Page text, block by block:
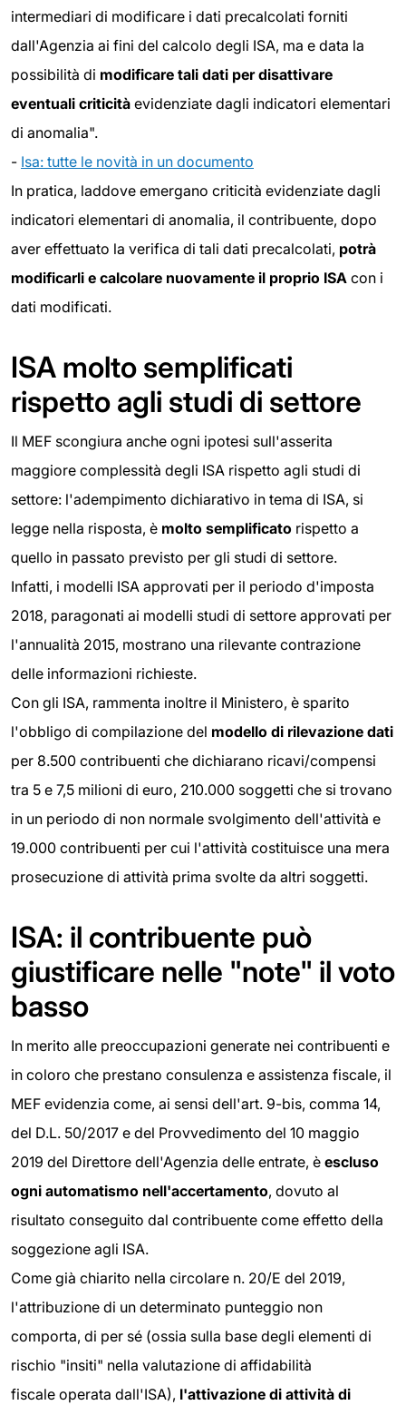
intermediari di modificare i dati precalcolati forniti
dall'Agenzia ai fini del calcolo degli ISA, ma e data la
possibilità di modificare tali dati per disattivare
eventuali criticità evidenziate dagli indicatori elementari
di anomalia".
- Isa: tutte le novità in un documento
In pratica, laddove emergano criticità evidenziate dagli
indicatori elementari di anomalia, il contribuente, dopo
aver effettuato la verifica di tali dati precalcolati, potrà
modificarli e calcolare nuovamente il proprio ISA con i
dati modificati.
ISA molto semplificati
rispetto agli studi di settore
Il MEF scongiura anche ogni ipotesi sull'asserita
maggiore complessità degli ISA rispetto agli studi di
settore: l'adempimento dichiarativo in tema di ISA, si
legge nella risposta, è molto semplificato rispetto a
quello in passato previsto per gli studi di settore.
Infatti, i modelli ISA approvati per il periodo d'imposta
2018, paragonati ai modelli studi di settore approvati per
l'annualità 2015, mostrano una rilevante contrazione
delle informazioni richieste.
Con gli ISA, rammenta inoltre il Ministero, è sparito
l'obbligo di compilazione del modello di rilevazione dati
per 8.500 contribuenti che dichiarano ricavi/compensi
tra 5 e 7,5 milioni di euro, 210.000 soggetti che si trovano
in un periodo di non normale svolgimento dell'attività e
19.000 contribuenti per cui l'attività costituisce una mera
prosecuzione di attività prima svolte da altri soggetti.
ISA: il contribuente può
giustificare nelle "note" il voto
basso
In merito alle preoccupazioni generate nei contribuenti e
in coloro che prestano consulenza e assistenza fiscale, il
MEF evidenzia come, ai sensi dell'art. 9-bis, comma 14,
del D.L. 50/2017 e del Provvedimento del 10 maggio
2019 del Direttore dell'Agenzia delle entrate, è escluso
ogni automatismo nell'accertamento, dovuto al
risultato conseguito dal contribuente come effetto della
soggezione agli ISA.
Come già chiarito nella circolare n. 20/E del 2019,
l'attribuzione di un determinato punteggio non
comporta, di per sé (ossia sulla base degli elementi di
rischio "insiti" nella valutazione di affidabilità
fiscale operata dall'ISA), l'attivazione di attività di